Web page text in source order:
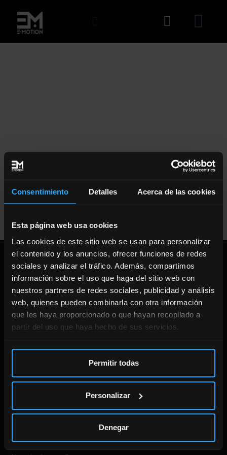
Consentimiento Detalles Acerca de las cookies
Esta página web usa cookies
Las cookies de este sitio web se usan para personalizar
el contenido y los anuncios, ofrecer funciones de redes
sociales y analizar el tráfico. Además, compartimos
información sobre el uso que haga del sitio web con
nuestros partners de redes sociales, publicidad y análisis
web, quienes pueden combinarla con otra información
que les haya proporcionado o que hayan recopilado a
partir del uso que haya hecho de sus servicios.
Permitir todas
Personalizar
Denegar
EJERCICIO 7
DIRECCIÓN
CENTRO ENTRENAMIENTO
Calle Doctor Gómez Ulla 8.
28028 Madrid.
CENTRO FISIOTERAPIA
910 869 896
HORARIOS